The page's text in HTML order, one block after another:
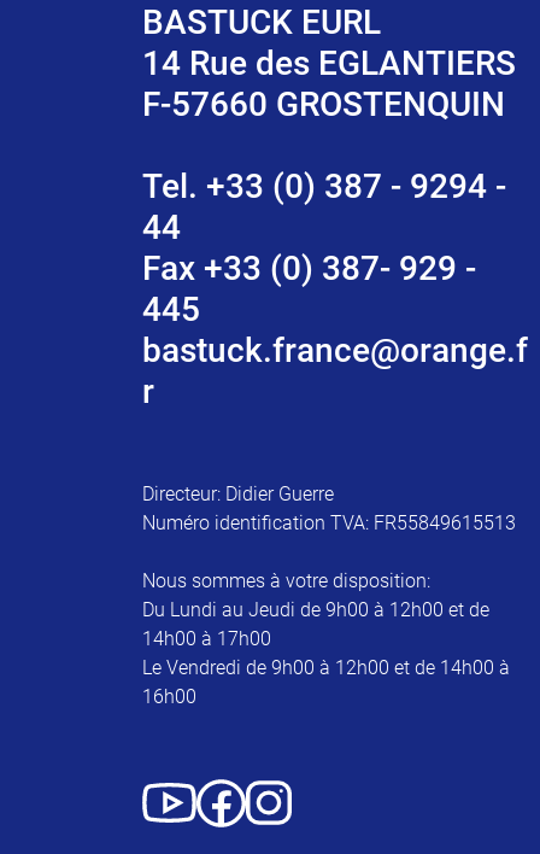
BASTUCK EURL
14 Rue des EGLANTIERS
F-57660 GROSTENQUIN
Tel. +33 (0) 387 - 9294 -
44
Fax +33 (0) 387- 929 -
445
bastuck.france@orange.f
r
Directeur: Didier Guerre
Numéro identification TVA: FR55849615513
Nous sommes à votre disposition:
Du Lundi au Jeudi de 9h00 à 12h00 et de
14h00 à 17h00
Le Vendredi de 9h00 à 12h00 et de 14h00 à
16h00